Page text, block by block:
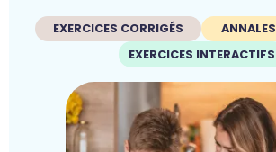
EXERCICES CORRIGÉS
EXERCICES INTERACTIFS